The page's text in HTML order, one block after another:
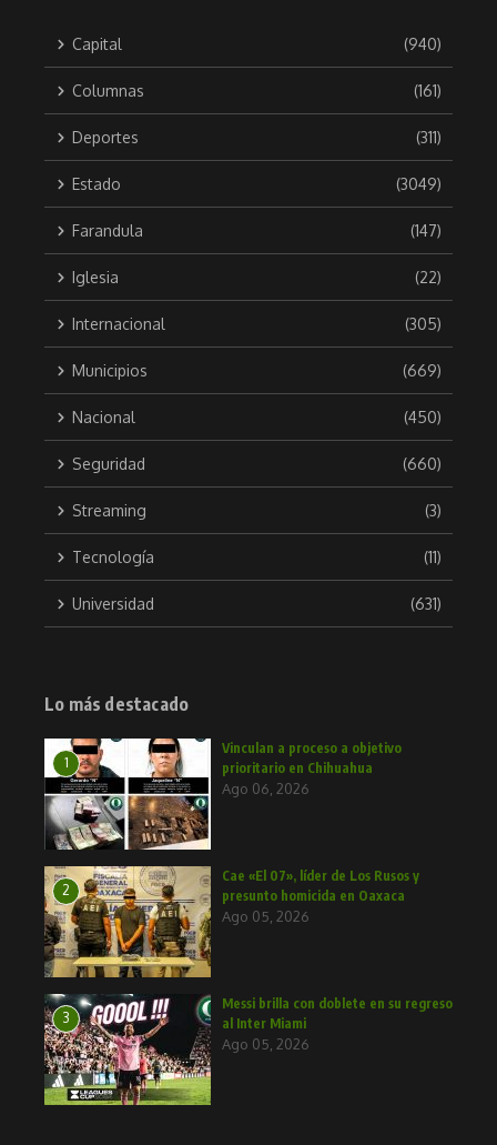
Capital (940)
Columnas (161)
Deportes (311)
Estado (3049)
Farandula (147)
Iglesia (22)
Internacional (305)
Municipios (669)
Nacional (450)
Seguridad (660)
Streaming (3)
Tecnología (11)
Universidad (631)
Lo más destacado
1
Vinculan a proceso a objetivo
prioritario en Chihuahua
Ago 06, 2026
2
Cae «El 07», líder de Los Rusos y
presunto homicida en Oaxaca
Ago 05, 2026
3
Messi brilla con doblete en su regreso
al Inter Miami
Ago 05, 2026